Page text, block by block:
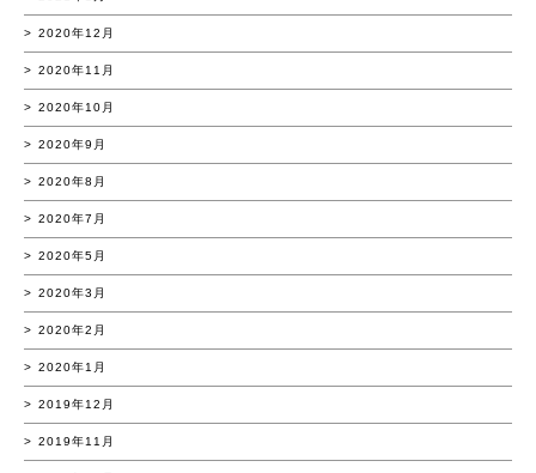
2020年12月
2020年11月
2020年10月
2020年9月
2020年8月
2020年7月
2020年5月
2020年3月
2020年2月
2020年1月
2019年12月
2019年11月